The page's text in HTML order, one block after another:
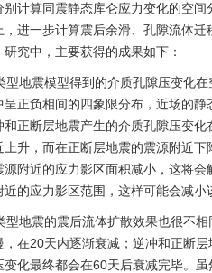
别计算同震静态库仑应力变化的空
进一步计算震后余滑、孔隙流体
究中，主要获得的成果如下：
型地震模型得到的介质孔隙压变化
呈正负相间的四象限分布，近场的
正断层地震产生的介质孔隙压变
升，而在正断层地震的震源附近
源附近的应力影区面积减小，这将
的应力影区范围，这样可能会减小
型地震的震后流体扩散效果也很不
在20天内逐渐衰减；逆冲和正断
变化最终都会在60天后衰减完毕。